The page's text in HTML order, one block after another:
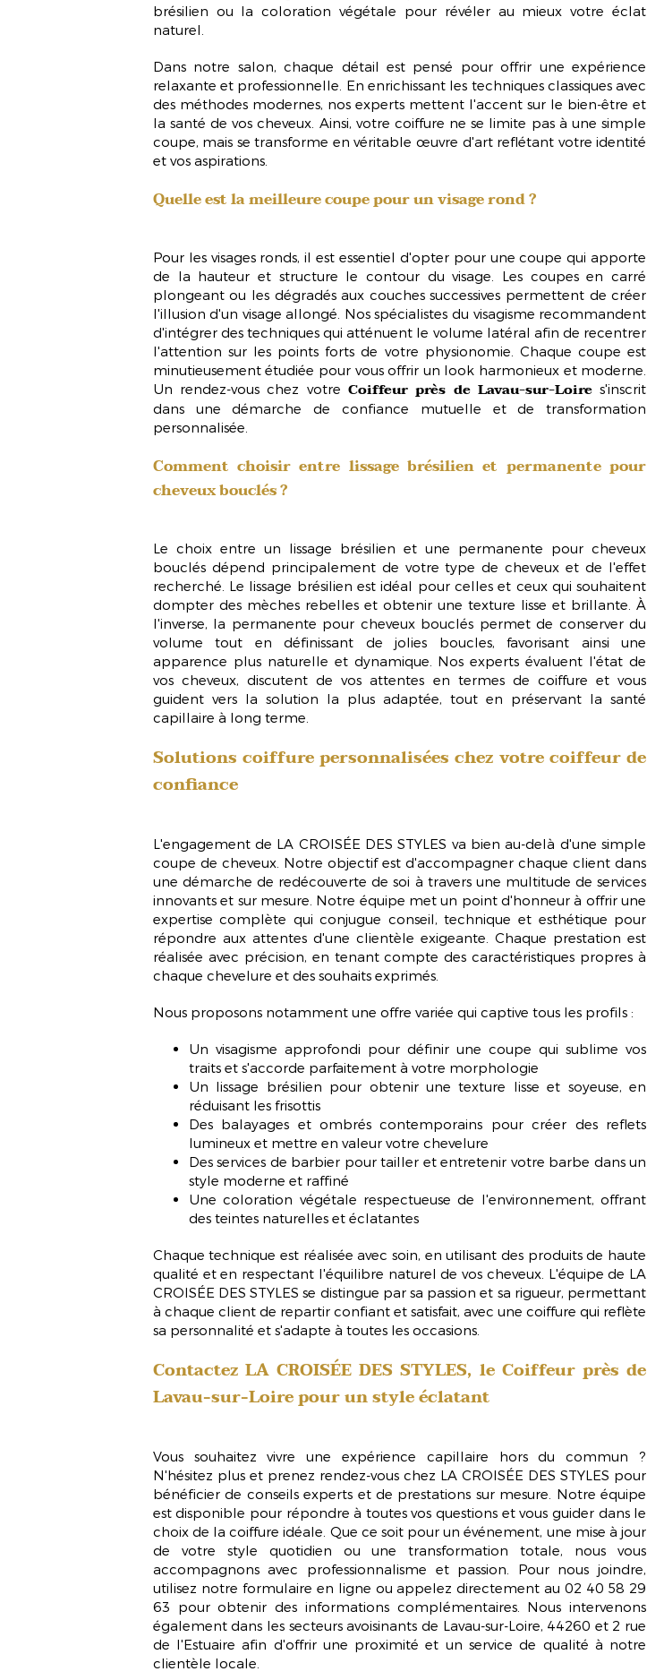
brésilien ou lacoloration végétale pour révéler au mieux votre éclat
naturel.
Dans notre salon, chaque détail est pensé pour offrir une expérience
relaxante et professionnelle. En enrichissant les techniques classiques avec
des méthodes modernes, nos experts mettent l'accent sur le bien-être et
la santé de vos cheveux. Ainsi, votre coiffure ne se limite pas à une simple
coupe, mais se transforme en véritable œuvre d'art reflétant votre identité
et vos aspirations.
Quelle est la meilleure coupe pour un visage rond ?
Pour les visages ronds, il est essentiel d'opter pour une coupe qui apporte
de la hauteur et structure le contour du visage. Les coupes encarré
plongeantou les dégradés aux couches successives permettent de créer
l'illusion d'un visage allongé. Nos spécialistes du visagisme recommandent
d'intégrer des techniques qui atténuent le volume latéral afin de recentrer
l'attention sur les points forts de votre physionomie. Chaque coupe est
minutieusement étudiée pour vous offrir un look harmonieux et moderne.
Un rendez-vous chez votre Coiffeur près de Lavau-sur-Loires'inscrit
dans une démarche de confiance mutuelle et de transformation
personnalisée.
Comment choisir entre lissage brésilien et permanente pour
cheveux bouclés ?
Le choix entre un lissage brésilien et une permanente pour cheveux
bouclésdépend principalement de votre type de cheveux et de l'effet
recherché. Le lissage brésilien est idéal pour celles et ceux qui souhaitent
dompter des mèches rebelles et obtenir une texture lisse et brillante. À
l'inverse, la permanente pour cheveux bouclés permet de conserver du
volume tout en définissant de jolies boucles, favorisant ainsi une
apparence plus naturelle et dynamique. Nos experts évaluent l'état de
vos cheveux, discutent de vos attentes en termes de coiffure et vous
guident vers la solution la plus adaptée, tout en préservant la santé
capillaire à long terme.
Solutions coiffure personnalisées chez votre coiffeur de
confiance
L'engagement de LA CROISÉE DES STYLES va bien au-delà d'une simple
coupe de cheveux. Notre objectif est d'accompagner chaque client dans
une démarche de redécouverte de soi à travers une multitude de services
innovants et sur mesure. Notre équipe met un point d'honneur à offrir une
expertise complète qui conjugue conseil, technique et esthétique pour
répondre aux attentes d'une clientèle exigeante. Chaque prestation est
réalisée avec précision, en tenant compte des caractéristiques propres à
chaque chevelure et des souhaits exprimés.
Nous proposons notamment une offre variée qui captive tous les profils :
Un visagisme approfondi pour définir une coupe qui sublime vos
traits et s'accorde parfaitement à votre morphologie
Un lissage brésilien pour obtenir une texture lisse et soyeuse, en
réduisant les frisottis
Des balayages et ombrés contemporains pour créer des reflets
lumineux et mettre en valeur votre chevelure
Des services de barbier pour tailler et entretenir votre barbe dans un
style moderne et raffiné
Unecoloration végétale respectueuse de l'environnement, offrant
des teintes naturelles et éclatantes
Chaque technique est réalisée avec soin, en utilisant des produits de haute
qualité et en respectant l'équilibre naturel de vos cheveux. L'équipe de LA
CROISÉE DES STYLES se distingue par sa passion et sa rigueur, permettant
à chaque client de repartir confiant et satisfait, avec une coiffure qui reflète
sa personnalité et s'adapte à toutes les occasions.
Contactez LA CROISÉE DES STYLES, le Coiffeur près de
Lavau-sur-Loirepour un style éclatant
Vous souhaitez vivre une expérience capillaire hors du commun ?
N'hésitez plus et prenez rendez-vous chez LA CROISÉE DES STYLES pour
bénéficier de conseils experts et de prestations sur mesure. Notre équipe
est disponible pour répondre à toutes vos questions et vous guider dans le
choix de la coiffure idéale. Que ce soit pour un événement, une mise à jour
de votre style quotidien ou une transformation totale, nous vous
accompagnons avec professionnalisme et passion. Pour nous joindre,
utilisez notre formulaire en ligne ou appelez directement au 02 40 58 29
63 pour obtenir des informations complémentaires. Nous intervenons
également dans les secteurs avoisinants de Lavau-sur-Loire, 44260 et 2 rue
de l'Estuaire afin d'offrir une proximité et un service de qualité à notre
clientèle locale.